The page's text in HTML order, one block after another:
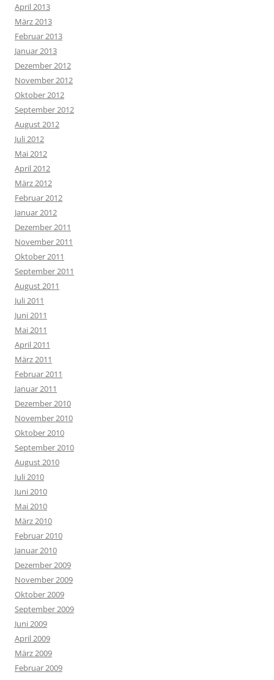
April 2013
März 2013
Februar 2013
Januar 2013
Dezember 2012
November 2012
Oktober 2012
September 2012
August 2012
Juli 2012
Mai 2012
April 2012
März 2012
Februar 2012
Januar 2012
Dezember 2011
November 2011
Oktober 2011
September 2011
August 2011
Juli 2011
Juni 2011
Mai 2011
April 2011
März 2011
Februar 2011
Januar 2011
Dezember 2010
November 2010
Oktober 2010
September 2010
August 2010
Juli 2010
Juni 2010
Mai 2010
März 2010
Februar 2010
Januar 2010
Dezember 2009
November 2009
Oktober 2009
September 2009
Juni 2009
April 2009
März 2009
Februar 2009